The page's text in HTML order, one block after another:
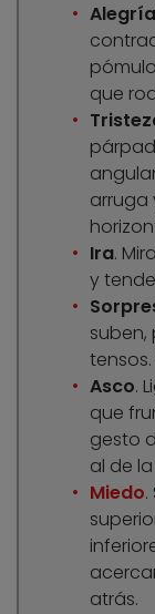
Alegría
que
arruga
Ira.
y
suben,
Asco.
que
gesto
al de
Miedo
atrás.